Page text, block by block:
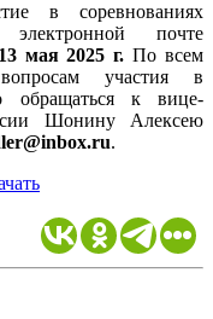
в соревнованиях
почте
мая 2025 г.По всем
участия в
обращаться к вице-
Шонину Алексею
.